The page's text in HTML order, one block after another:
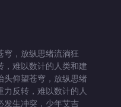
穹，放纵思绪流淌狂
，难以数计的人类和建
头仰望苍穹，放纵思绪
反转，难以数计的人
发生冲突，少年艾吉